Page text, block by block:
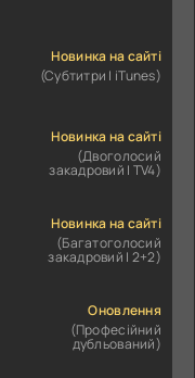
Новинка на сайті
(Субтитри | iTunes)
Новинка на сайті
(Двоголосий
закадровий | TV4)
Новинка на сайті
(Багатоголосий
закадровий | 2+2)
Оновлення
(Професійний
дубльований)